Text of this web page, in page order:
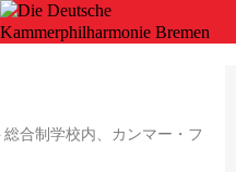
合制学校内、カンマー・フ